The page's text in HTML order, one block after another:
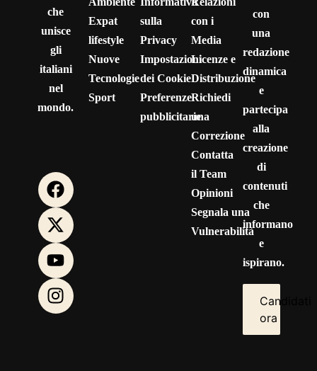
che
unisce
gli
italiani
nel
mondo.
Expat
lifestyle
Nuove
Tecnologie
Sport
sulla
Privacy
Impostazioni
dei Cookie
Preferenze
pubblicitarie
con i
Media
Licenze e
Distribuzione
Richiedi
una
Correzione
Contatta
il Team
Opinioni
Segnala una
Vulnerabilità
con
una
redazione
dinamica
e
partecipa
alla
creazione
di
contenuti
che
informano
e
ispirano.
Candidati
ora